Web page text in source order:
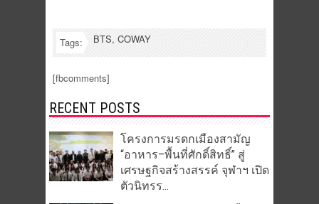
Tags: BTS, COWAY
[fbcomments]
RECENT POSTS
โครงการมรดกเมืองสามัญ
“อาหาร–พื้นที่ศักดิ์สิทธิ์” สู่
เศรษฐกิจสร้างสรรค์ จุฬาฯ เปิด
ตัวนิทรร...